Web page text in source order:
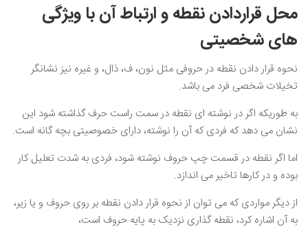
محل قراردادن نقطه و ارتباط آن با ویژگی
های شخصیتی
نحوه قرار دادن نقطه در حروفی مثل نون، ف، ذال، و غیره نیز نشانگر
تخیلات شخصی فرد می باشد.
به طوریکه اگر در نوشته ای نقطه در سمت راست حرف گذاشته شود این
نشان می دهد که فردی که آن را نوشته، دارای خصوصیتی بچه گانه است.
اما اگر نقطه در قسمت چپ حروف نوشته شود، فردی به شدت تعلیل کار
بوده و در کارها تاخیر می اندازد.
از دیگر مواردی که می توان از نحوه قرار دادن نقطه بر روی حروف و یا زیر،
به آن اشاره کرد، نقطه گذاری نزدیک به پایه حروف است،